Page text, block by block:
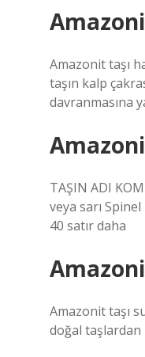
Amazonit taşı
taşın kalp
davranmasına
TAŞIN ADI
veya sarı
40 satır daha
Amazonit taşı
doğal taşlardan